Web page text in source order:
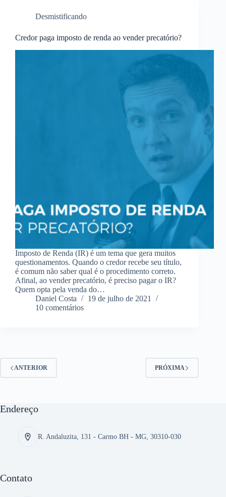
Desmistificando
Credor paga imposto de renda ao vender precatório?
Imposto de Renda (IR) é um tema que gera muitos
questionamentos. Quando o credor recebe seu título,
é comum não saber qual é o procedimento correto.
Afinal, ao vender precatório, é preciso pagar o IR?
Quem opta pela venda do…
Daniel Costa
19 de julho de 2021
10 comentários
ANTERIOR PRÓXIMA
Endereço
R. Andaluzita, 131 - Carmo BH - MG, 30310-030
Contato